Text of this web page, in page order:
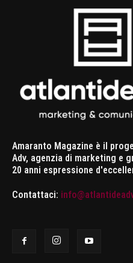
Amaranto Magazine è il
Adv, agenzia di marketing e
20 anni espressione
Contattaci: